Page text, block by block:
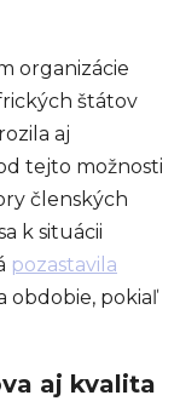
organizácie
štátov
aj
tejto možnosti
členských
k situácii
pozastavila
pokiaľ
aj kvalita